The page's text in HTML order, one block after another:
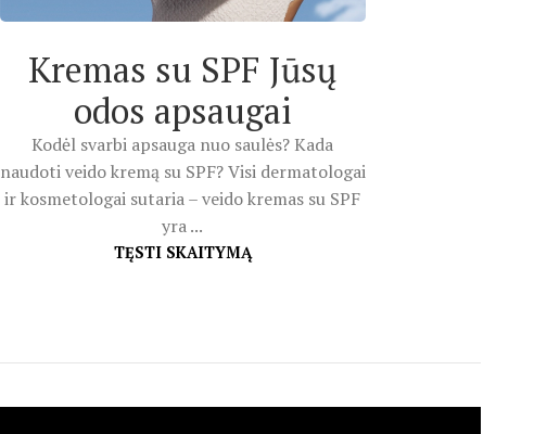
Kremas su SPF Jūsų
odos apsaugai
Kodėl svarbi apsauga nuo saulės? Kada
naudoti veido kremą su SPF? Visi dermatologai
ir kosmetologai sutaria – veido kremas su SPF
yra ...
TĘSTI SKAITYMĄ